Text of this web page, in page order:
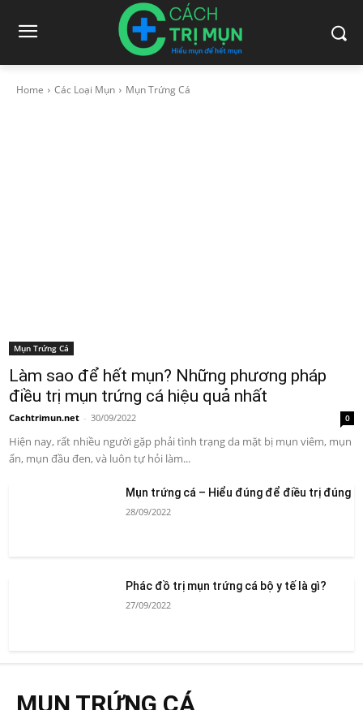
Home Các Loại Mụn Mụn Trứng Cá
Mụn Trứng Cá
Làm sao để hết mụn? Những phương pháp
điều trị mụn trứng cá hiệu quả nhất
Cachtrimun.net - 30/09/2022 0
Hiện nay, rất nhiều người gặp phải tình trạng da mặt bị mụn viêm, mụn
ẩn, mụn đầu đen, và luôn tự hỏi làm...
Mụn trứng cá – Hiểu đúng để điều trị đúng
28/09/2022
Phác đồ trị mụn trứng cá bộ y tế là gì?
27/09/2022
MỤN TRỨNG CÁ